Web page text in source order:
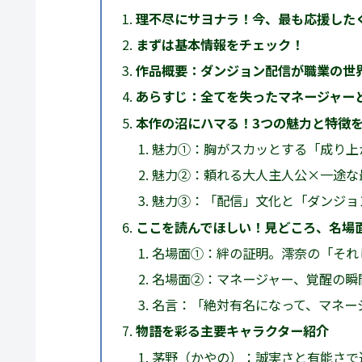
理不尽にサヨナラ！今、最も応援し
まずは基本情報をチェック！
作品概要：ダンジョン配信が職業の
あらすじ：全てを失ったマネージャー
本作の沼にハマる！3つの魅力と特徴
魅力①：胸がスカッとする「成り
魅力②：頼れる大人主人公×一途な
魅力③：「配信」文化と「ダンジ
ここを読んでほしい！見どころ、名場
名場面①：絆の証明。澪奈の「そ
名場面②：マネージャー、覚醒の瞬
名言：「絶対有名になって、マネ
物語を彩る主要キャラクター紹介
茅野（かやの）：誠実さと有能さ